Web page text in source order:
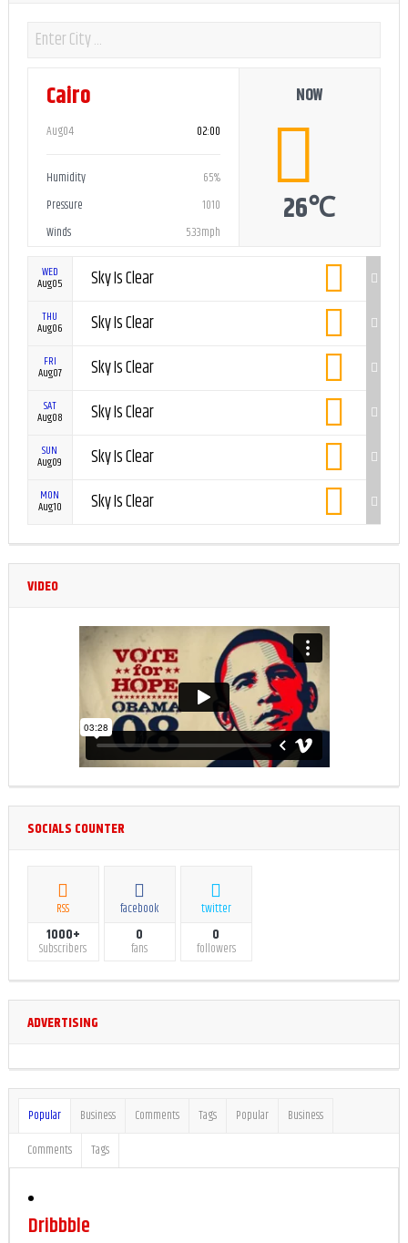
Cairo
Aug04 02:00
Humidity
65%
Pressure
1010
Winds
5.33mph
NOW
26℃
WED
Aug05 Sky Is Clear
THU
Aug06 Sky Is Clear
FRI
Aug07 Sky Is Clear
SAT
Aug08 Sky Is Clear
SUN
Aug09 Sky Is Clear
MON
Aug10 Sky Is Clear
VIDEO
SOCIALS COUNTER
RSS
1000+
Subscribers
facebook
0
fans
twitter
0
followers
ADVERTISING
Popular Business Comments Tags Popular
Business
Comments
Tags
Dribbble